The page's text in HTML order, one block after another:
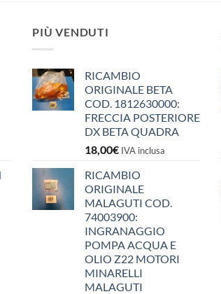
PIÙ VENDUTI
RICAMBIO
ORIGINALE BETA
COD. 1812630000:
FRECCIA POSTERIORE
DX BETA QUADRA
18,00€ IVA inclusa
RICAMBIO
ORIGINALE
MALAGUTI COD.
74003900:
INGRANAGGIO
POMPA ACQUA E
OLIO Z22 MOTORI
MINARELLI
MALAGUTI